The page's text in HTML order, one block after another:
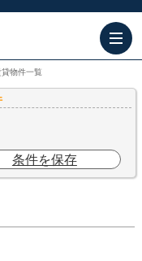
物件一覧
条件を保存